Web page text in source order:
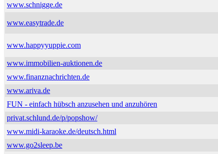
www.schnigge.de
www.easytrade.de
www.happyyuppie.com
www.immobilien-auktionen.de
www.finanznachrichten.de
www.ariva.de
FUN - einfach hübsch anzusehen und anzuhören
privat.schlund.de/p/popshow/
www.midi-karaoke.de/deutsch.html
www.go2sleep.be